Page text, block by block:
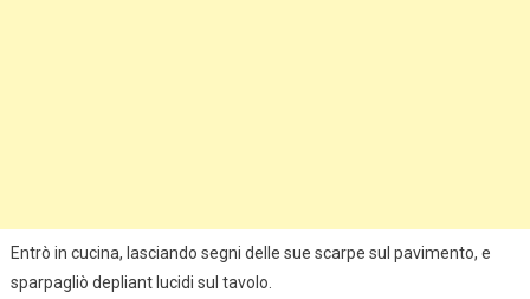
Entrò in cucina, lasciando segni delle sue scarpe sul pavimento, e
sparpagliò depliant lucidi sul tavolo.